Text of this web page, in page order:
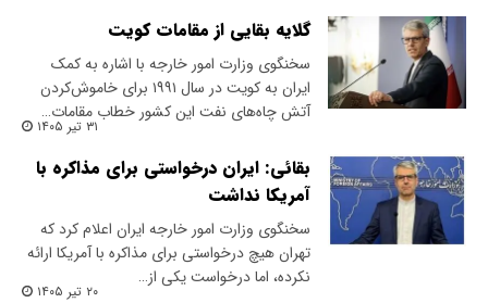
گلایه بقایی از مقامات کویت
سخنگوی وزارت امور خارجه با اشاره به کمک
ایران به کویت در سال ۱۹۹۱ برای خاموش‌کردن
آتش چاه‌های نفت این کشور خطاب مقامات…
۳۱ تیر ۱۴۰۵
بقائی: ایران درخواستی برای مذاکره با
آمریکا نداشت
سخنگوی وزارت امور خارجه ایران اعلام کرد که
تهران هیچ درخواستی برای مذاکره با آمریکا ارائه
نکرده، اما درخواست یکی از…
۲۰ تیر ۱۴۰۵